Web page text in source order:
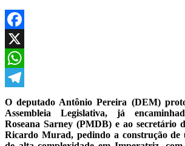
Facebook
X
WhatsApp
Telegram
O deputado Antônio Pereira (DEM)
Assembleia Legislativa, já
Roseana Sarney (PMDB) e ao secretário
Ricardo Murad, pedindo a construção de